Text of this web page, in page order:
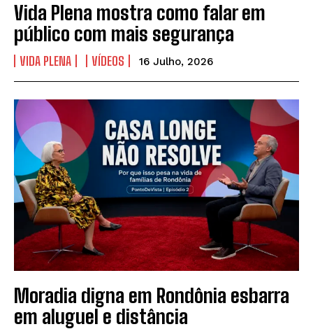
Vida Plena mostra como falar em
público com mais segurança
VIDA PLENA VÍDEOS 16 Julho, 2026
Moradia digna em Rondônia esbarra
em aluguel e distância